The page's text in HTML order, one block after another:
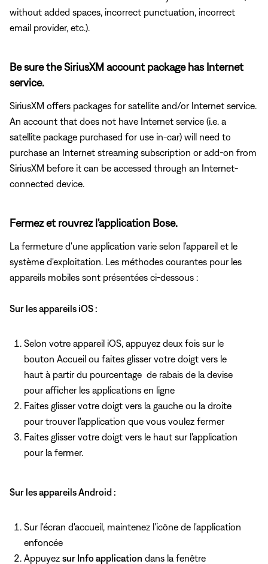
without added spaces, incorrect punctuation, incorrect
email provider, etc.).
Be sure the SiriusXM account package has Internet
service.
SiriusXM offers packages for satellite and/or Internet service.
An account that does not have Internet service (i.e. a
satellite package purchased for use in-car) will need to
purchase an Internet streaming subscription or add-on from
SiriusXM before it can be accessed through an Internet-
connected device.
Fermez et rouvrez l'application Bose.
La fermeture d'une application varie selon l'appareil et le
système d'exploitation. Les méthodes courantes pour les
appareils mobiles sont présentées ci-dessous :
Sur les appareils iOS :
Selon votre appareil iOS, appuyez deux fois sur le
bouton Accueil ou faites glisser votre doigt vers le
haut à partir du pourcentage de rabais de la devise
pour afficher les applications en ligne
Faites glisser votre doigt vers la gauche ou la droite
pour trouver l'application que vous voulez fermer
Faites glisser votre doigt vers le haut sur l'application
pour la fermer.
Sur les appareils Android :
Sur l'écran d'accueil, maintenez l'icône de l'application
enfoncée
Appuyez sur Info application dans la fenêtre